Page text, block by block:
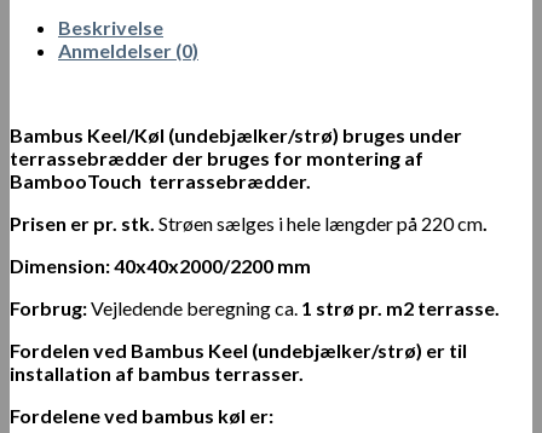
Beskrivelse
Anmeldelser (0)
Bambus Keel/Køl (undebjælker/strø) bruges under
terrassebrædder der bruges for montering af
BambooTouch terrassebrædder.
Prisen er pr. stk. Strøen sælges i hele længder på 220 cm.
Dimension:40x40x2000/2200 mm
Forbrug:Vejledende beregning ca. 1 strø pr. m2 terrasse.
Fordelen ved Bambus Keel (undebjælker/strø) er til
installation af bambus terrasser.
Fordelene ved bambus køl er: